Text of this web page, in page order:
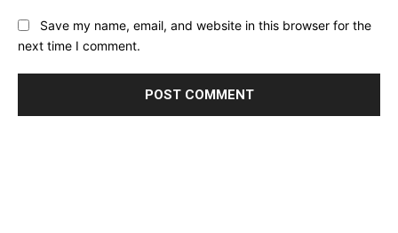
Website:Save my name, email, and website in this browser for the
next time I comment.